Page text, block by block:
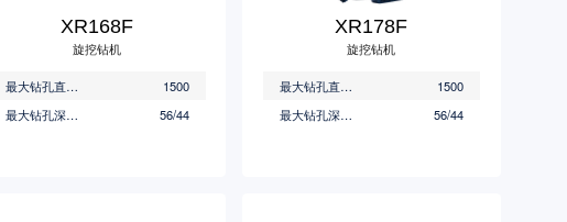
XR168F
旋挖钻机
最大钻孔直径(mm)
1500
最大钻孔深度(m)
56/44
XR178F
旋挖钻机
最大钻孔直径(mm)
1500
最大钻孔深度(m)
56/44